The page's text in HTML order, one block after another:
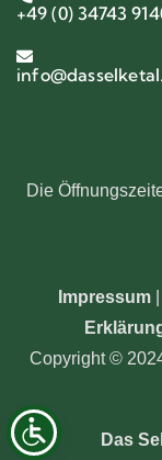
+49 (0) 34743
Die
Impressum|
Copyright ©
Das